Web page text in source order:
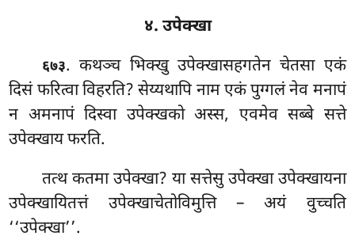
४. उपेक्खा
६७३. कथञ्च भिक्खु उपेक्खासहगतेन चेतसा एकं
दिसं फरित्वा विहरति? सेय्यथापि नाम एकं पुग्गलं नेव मनापं
न अमनापं दिस्वा उपेक्खको अस्स, एवमेव सब्बे सत्ते
उपेक्खाय फरति.
तत्थ कतमा उपेक्खा? यासत्तेसु उपेक्खा उपेक्खायना
उपेक्खायितत्तं उपेक्खाचेतोविमुत्ति – अयं वुच्चति
‘‘उपेक्खा’’.